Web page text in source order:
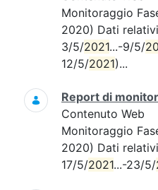
Monitoraggio
2020) Dati
3/5/2021...-9/5/
12/5/2021)...
Report di
Contenuto Web
Monitoraggio
2020) Dati
17/5/2021...-23/5/